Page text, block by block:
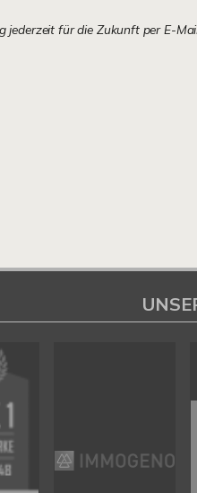
jederzeit für die Zukunft per E-